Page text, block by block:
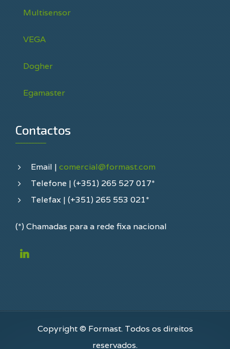
Multisensor
VEGA
Dogher
Egamaster
Contactos
Email | comercial@formast.com
Telefone | (+351) 265 527 017*
Telefax | (+351) 265 553 021*
(*) Chamadas para a rede fixa nacional
Copyright © Formast. Todos os direitos
reservados.